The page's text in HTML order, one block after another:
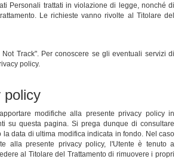
Personali trattati in violazione di legge, nonché di
Le richieste vanno rivolte al Titolare del
Track". Per conoscere se gli eventuali servizi di
policy.
policy
modifiche alla presente privacy policy in
su questa pagina. Si prega dunque di consultare
data di ultima modifica indicata in fondo. Nel caso
alla presente privacy policy, l'Utente è tenuto a
al Titolare del Trattamento di rimuovere i propri